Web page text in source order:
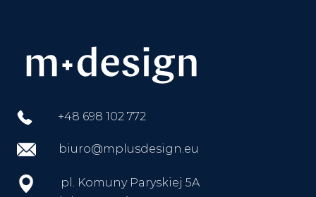
+48 698 102 772
biuro@mplusdesign.eu
pl. Komuny Paryskiej 5A